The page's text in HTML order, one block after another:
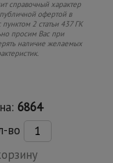
справочный характер
офертой в
пунктом 2 статьи 437 ГК
просим Вас при
наличие желаемых
6864
во